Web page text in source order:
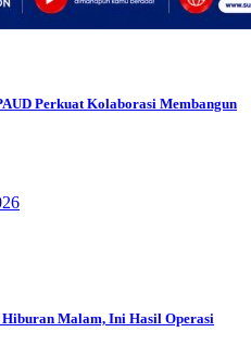
Perkuat Kolaborasi Membangun
Malam, Ini Hasil Operasi